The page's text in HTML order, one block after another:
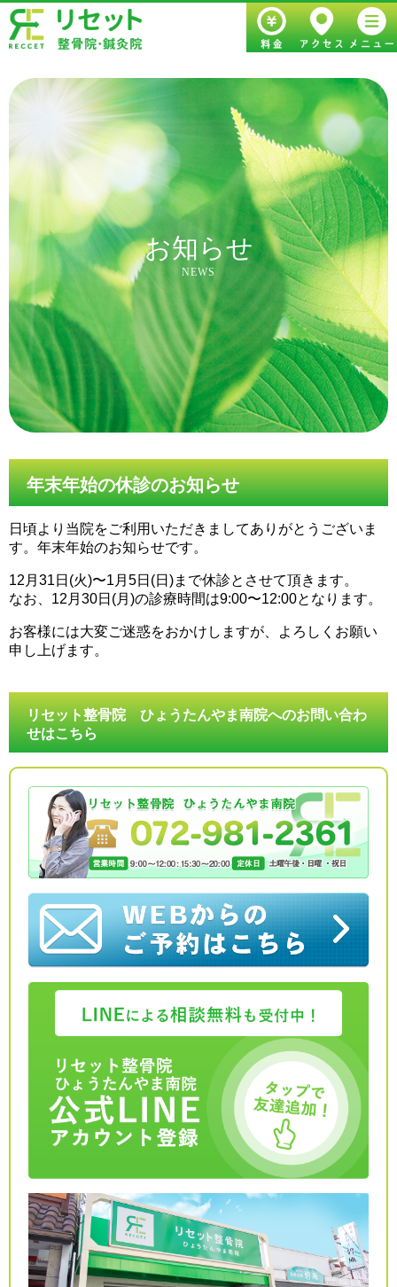
ホーム 初めての方へ
施術・料金 症状について
当院について 患者様の声
アクセス 店舗ブログ
お知らせ
NEWS
年末年始の休診のお知らせ
日頃より当院をご利用いただきましてありがとうございま
す。年末年始のお知らせです。
12月31日(火)〜1月5日(日)まで休診とさせて頂きます。
なお、12月30日(月)の診療時間は9:00〜12:00となります。
お客様には大変ご迷惑をおかけしますが、よろしくお願い
申し上げます。
リセット整骨院 ひょうたんやま南院へのお問い合わ
せはこちら